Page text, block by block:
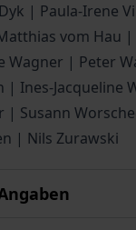
| Paula-Irene
vom Hau |
Wagner | Peter
| Ines-Jacqueline
| Susann
| Nils Zurawski